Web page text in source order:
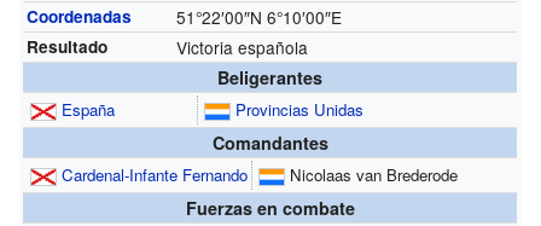
Coordenadas 51°22′00″N 6°10′00″E
Resultado
Victoria española
Beligerantes
España Provincias Unidas
Comandantes
Cardenal-Infante Fernando Nicolaas van Brederode
Fuerzas en combate